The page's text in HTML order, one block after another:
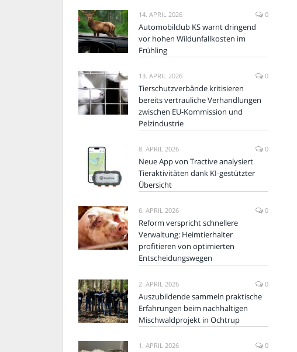
14. APRIL 2026 0
Automobilclub KS warnt dringend
vor hohen Wildunfallkosten im
Frühling
13. APRIL 2026 0
Tierschutzverbände kritisieren
bereits vertrauliche Verhandlungen
zwischen EU-Kommission und
Pelzindustrie
8. APRIL 2026 0
Neue App von Tractive analysiert
Tieraktivitäten dank KI-gestützter
Übersicht
6. APRIL 2026 0
Reform verspricht schnellere
Verwaltung: Heimtierhalter
profitieren von optimierten
Entscheidungswegen
2. APRIL 2026 0
Auszubildende sammeln praktische
Erfahrungen beim nachhaltigen
Mischwaldprojekt in Ochtrup
1. APRIL 2026 0